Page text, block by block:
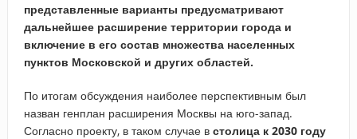
представленные варианты предусматривают
дальнейшее расширение территории города и
включение в его состав множества населенных
пунктов Московской и других областей.
По итогам обсуждения наиболее перспективным был
назван генплан расширения Москвы на юго-запад.
Согласно проекту, в таком случае в столица к 2030 году